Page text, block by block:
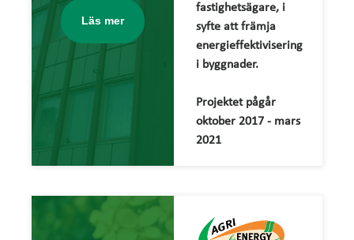
Läs mer
fastighetsägare, i
syfte att främja
energieffektivisering
i byggnader.
Projektet pågår
oktober 2017 - mars
2021